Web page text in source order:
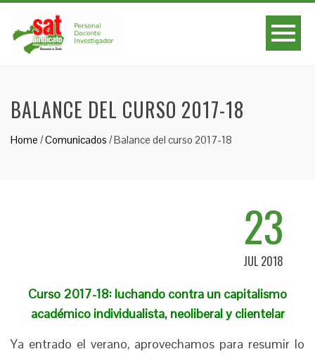
BALANCE DEL CURSO 2017-18
Home /Comunicados /Balance del curso 2017-18
23
JUL 2018
Curso 2017-18: luchando contra un capitalismo
académico individualista, neoliberal y clientelar
Ya entrado el verano, aprovechamos para resumir lo